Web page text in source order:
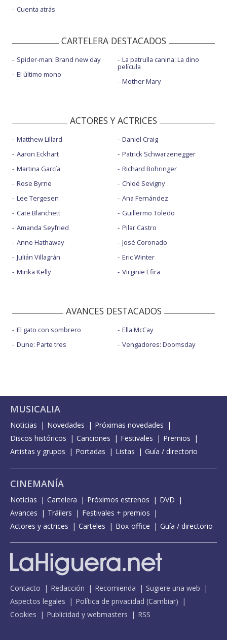
Cuenta atrás
CARTELERA DESTACADOS
Spider-man: Brand new day
El último mono
La patrulla canina: La dino
película
Mother Mary
ACTORES Y ACTRICES
Matthew Lillard
Aaron Eckhart
Martina García
Rose Byrne
Lee Tergesen
Cate Blanchett
Amanda Seyfried
Anne Hathaway
Julián Villagrán
Minka Kelly
Daniel Craig
Patrick Schwarzenegger
Richard Bohringer
Chloë Sevigny
Ana Fernández
Guillermo Toledo
Pilar Castro
José Coronado
Eric Winter
Virginie Efira
AVANCES DESTACADOS
El gato con sombrero
Dune: Parte tres
Ella McCay
Vengadores: Doomsday
MUSICALIA
Noticias Novedades
Próximas novedades
Discos históricos
Canciones Festivales
Premios
Artistas y grupos
Portadas Listas Guía / directorio
CINEMANÍA
Noticias Cartelera Próximos estrenos
DVD
Avances
Tráilers
Festivales + premios
Actores y actrices
Carteles Box-office Guía / directorio
Contacto Redacción Recomienda
Sugiere una web
Aspectos legales
Política de privacidad (Cambiar)
Cookies
Publicidad y webmasters RSS